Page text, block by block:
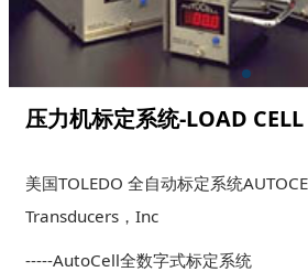
压力机标定系统-LOAD CELL
美国TOLEDO 全自动标定系统
Transducers，Inc
-----AutoCell全数字式标定系统